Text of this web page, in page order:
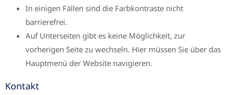
In einigen Fällen sind die Farbkontraste nicht
barrierefrei.
Auf Unterseiten gibt es keine Möglichkeit, zur
vorherigen Seite zu wechseln. Hier müssen Sie über das
Hauptmenü der Website navigieren.
Kontakt